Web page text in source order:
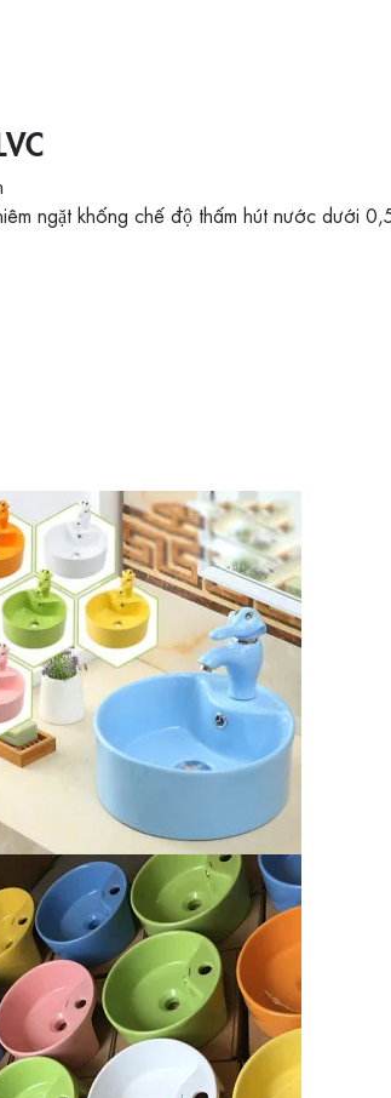
ngặt khống chế độ thấm hút nước dưới